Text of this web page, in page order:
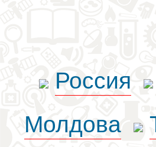
Россия
Молдова